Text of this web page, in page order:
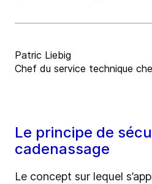
Patric Liebig
Chef du service technique
Le principe de
cadenassage
Le concept sur lequel